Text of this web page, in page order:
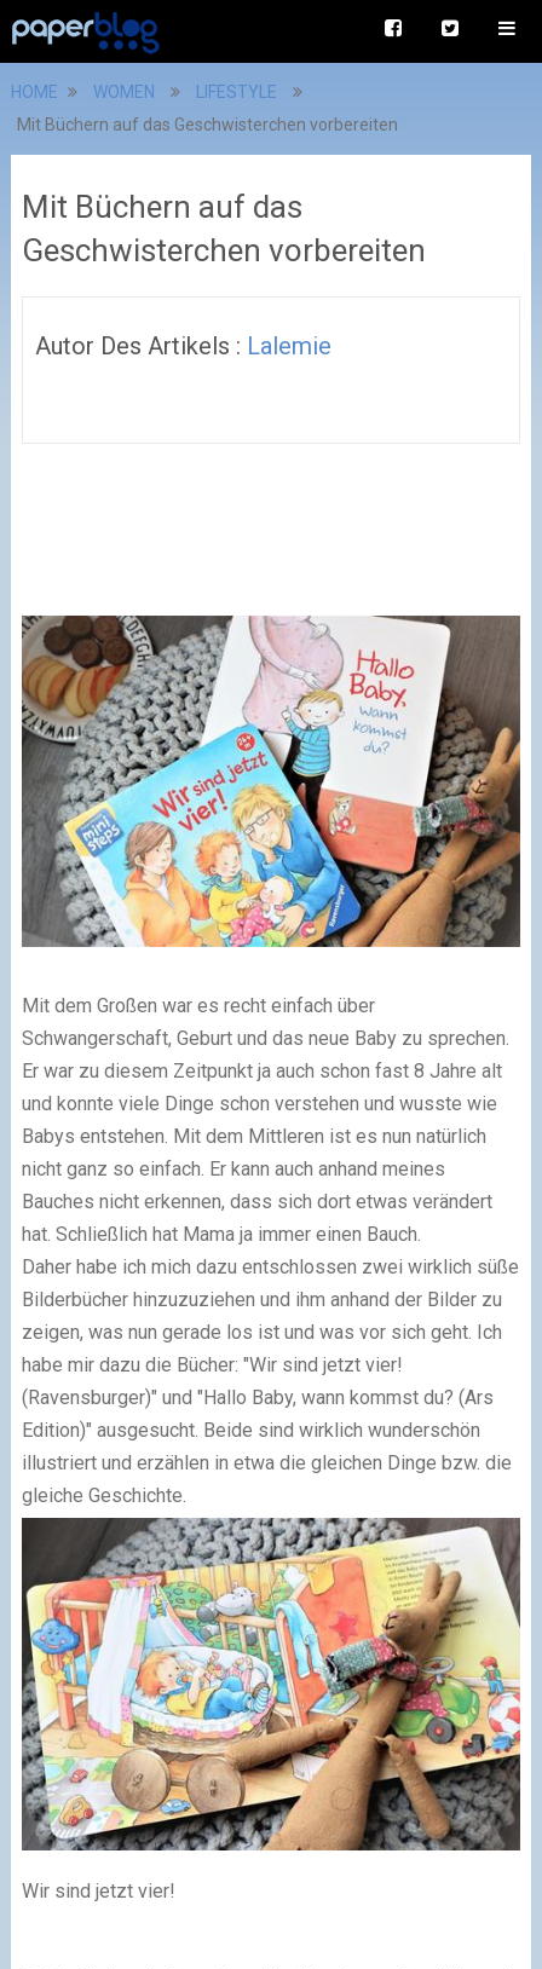
HOME WOMEN
LIFESTYLE
Mit Büchern auf das Geschwisterchen vorbereiten
Mit Büchern auf das
Geschwisterchen vorbereiten
Autor Des Artikels : Lalemie
Mit dem Großen war es recht einfach über
Schwangerschaft, Geburt und das neue Baby zu sprechen.
Er war zu diesem Zeitpunkt ja auch schon fast 8 Jahre alt
und konnte viele Dinge schon verstehen und wusste wie
Babys entstehen. Mit dem Mittleren ist es nun natürlich
nicht ganz so einfach. Er kann auch anhand meines
Bauches nicht erkennen, dass sich dort etwas verändert
hat. Schließlich hat Mama ja immer einen Bauch.
Daher habe ich mich dazu entschlossen zwei wirklich süße
Bilderbücher hinzuzuziehen und ihm anhand der Bilder zu
zeigen, was nun gerade los ist und was vor sich geht. Ich
habe mir dazu die Bücher: "Wir sind jetzt vier!
(Ravensburger)" und "Hallo Baby, wann kommst du? (Ars
Edition)" ausgesucht. Beide sind wirklich wunderschön
illustriert und erzählen in etwa die gleichen Dinge bzw. die
gleiche Geschichte.
Wir sind jetzt vier!